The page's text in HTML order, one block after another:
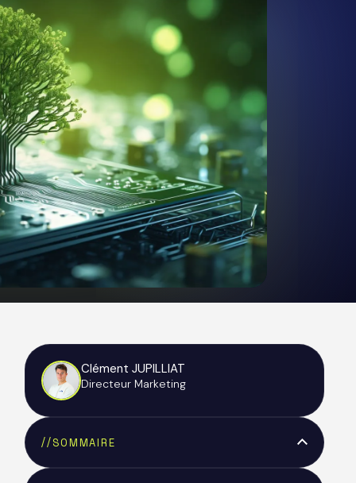
Clément JUPILLIAT
Directeur Marketing
//SOMMAIRE
Text Link